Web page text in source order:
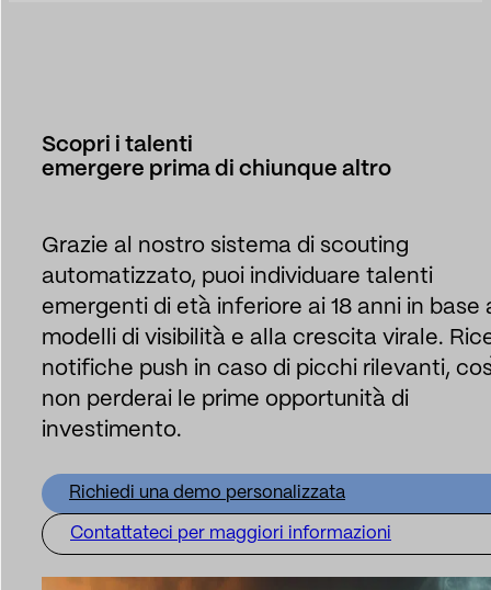
Scopri i talenti
emergere prima di chiunque altro
Grazie al nostro sistema di scouting
automatizzato, puoi individuare talenti
emergenti di età inferiore ai 18 anni in base
modelli di visibilità e alla crescita virale.
notifiche push in caso di picchi rilevanti,
non perderai le prime opportunità di
investimento.
Richiedi una demo personalizzata
Contattateci per maggiori informazioni